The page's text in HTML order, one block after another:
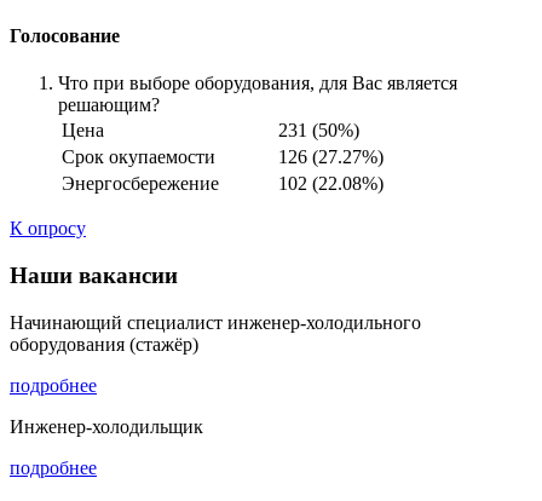
Голосование
Что при выборе оборудования, для Вас является
решающим?
Цена
231 (50%)
Срок окупаемости
126 (27.27%)
Энергосбережение
102 (22.08%)
К опросу
Наши вакансии
Начинающий специалист инженер-холодильного
оборудования (стажёр)
подробнее
Инженер-холодильщик
подробнее